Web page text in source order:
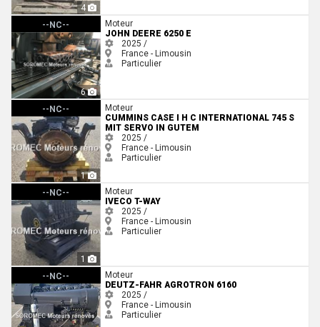
4
--NC--
6
John Deere 6250 E
Moteur
JOHN DEERE 6250 E
2025 /
France - Limousin
Particulier
--NC--
1
Cummins Case I H C International 745 S mit Servo in gutem
Moteur
CUMMINS CASE I H C INTERNATIONAL 745 S
MIT SERVO IN GUTEM
2025 /
France - Limousin
Particulier
--NC--
1
Iveco T-WAY
Moteur
IVECO T-WAY
2025 /
France - Limousin
Particulier
--NC--
Deutz-Fahr Agrotron 6160Moteur
DEUTZ-FAHR AGROTRON 6160
2025 /
France - Limousin
Particulier